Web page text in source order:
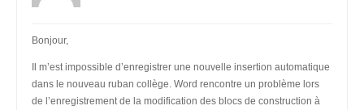
Bonjour,
Il m’est impossible d’enregistrer une nouvelle insertion automatique
dans le nouveau ruban collège. Word rencontre un problème lors
de l’enregistrement de la modification des blocs de construction à